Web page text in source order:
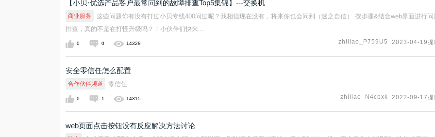
【小贝·优选产品客户最常问到的故障排查Top5集锦】---交换机
商业服务
这些问题你有没有打过小贝专线400问过呢？我相信现在没有，将来你也会问到（迷之自信） 按步骤&结合web界面进行问
排查，真的不是在打怪升级吗？！小伙伴们快来...
0 0 14328 zhiliao_P759U5 2023-04-19提
安全零信任怎么配置
合作伙伴频道 零信任
0 1 14315 zhiliao_N4cbxk 2022-09-17提
web页面点击按钮没有反应解决方法讨论